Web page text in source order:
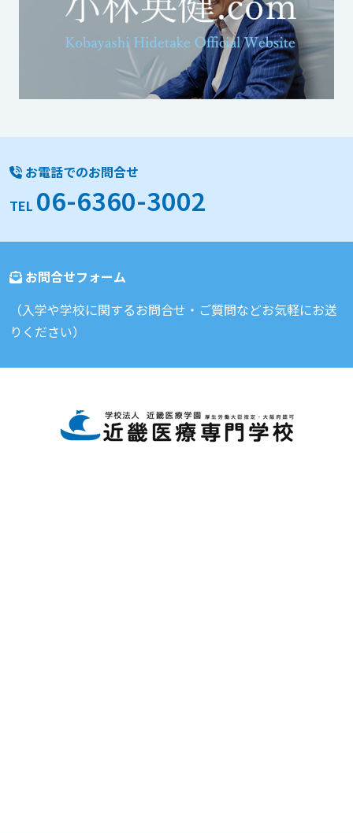
お電話でのお問合せ
TEL 06-6360-3002
お問合せフォーム
（入学や学校に関するお問合せ・ご質問などお気軽にお送
りください）